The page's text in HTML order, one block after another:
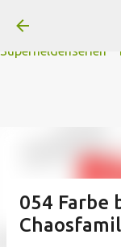
N
Superheldenserien
054 Farbe